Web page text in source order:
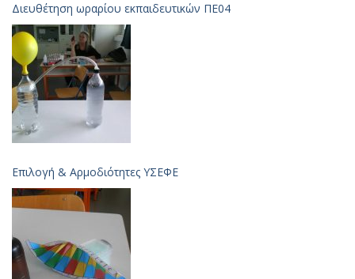
Διευθέτηση ωραρίου εκπαιδευτικών ΠΕ04
Επιλογή & Aρμοδιότητες ΥΣΕΦΕ